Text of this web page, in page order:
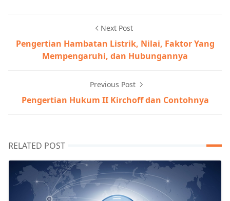
Next Post
Pengertian Hambatan Listrik, Nilai, Faktor Yang
Mempengaruhi, dan Hubungannya
Previous Post
Pengertian Hukum II Kirchoff dan Contohnya
RELATED POST